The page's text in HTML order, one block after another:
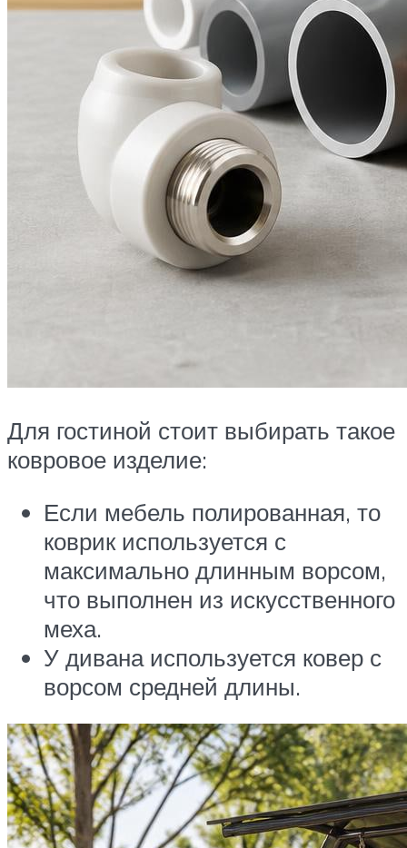
Для гостиной стоит выбирать такое
ковровое изделие:
Если мебель полированная, то
коврик используется с
максимально длинным ворсом,
что выполнен из искусственного
меха.
У дивана используется ковер с
ворсом средней длины.